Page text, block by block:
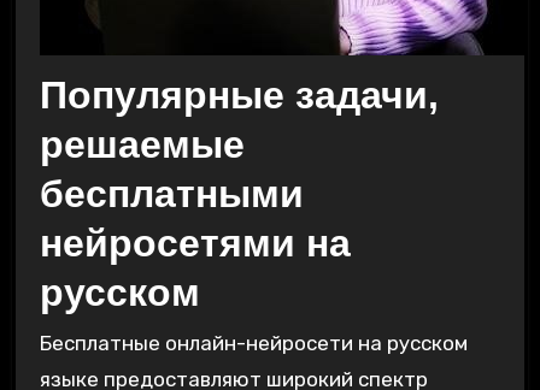
Популярные задачи,
решаемые
бесплатными
нейросетями на
русском
Бесплатные онлайн-нейросети на русском
языке предоставляют широкий спектр